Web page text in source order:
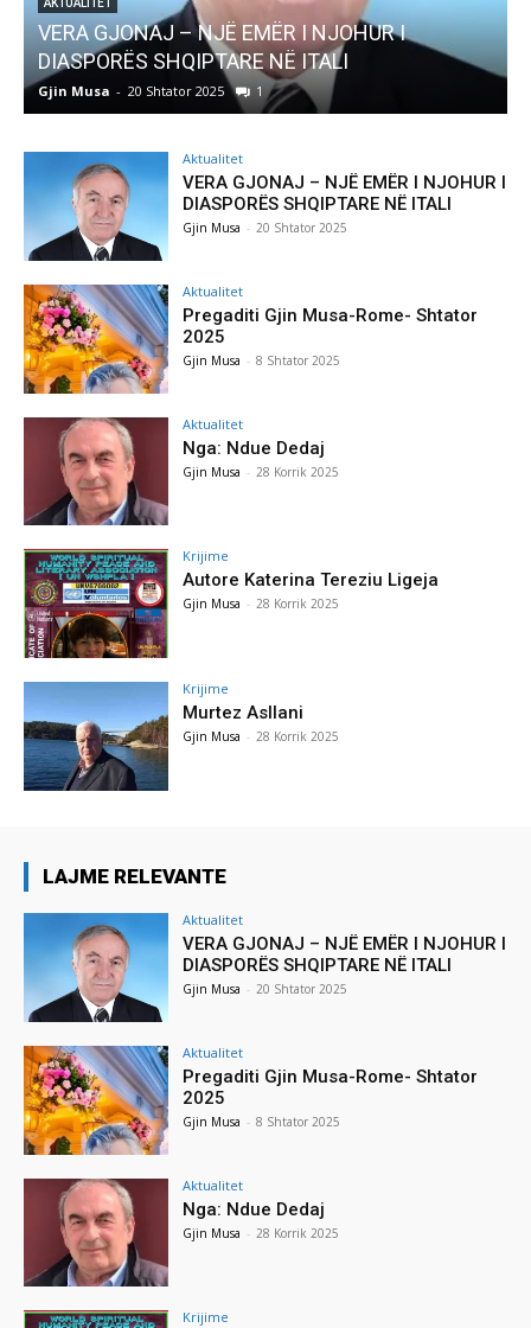
I NJOHUR I
NË ITALI
AKTUALITET
Pregaditi Gjin Musa-Rome-
Gjin Musa
Aktualitet
VERA GJONAJ – NJË EMËR I NJOHUR I
DIASPORËS SHQIPTARE NË ITALI
Gjin Musa - 20 Shtator 2025
Aktualitet
Pregaditi Gjin Musa-Rome- Shtator
2025
Gjin Musa - 8 Shtator 2025
Aktualitet
Nga: Ndue Dedaj
Gjin Musa - 28 Korrik 2025
Krijime
Autore Katerina Tereziu Ligeja
Gjin Musa - 28 Korrik 2025
Krijime
Murtez Asllani
Gjin Musa - 28 Korrik 2025
LAJME RELEVANTE
Aktualitet
VERA GJONAJ – NJË EMËR I NJOHUR I
DIASPORËS SHQIPTARE NË ITALI
Gjin Musa - 20 Shtator 2025
Aktualitet
Pregaditi Gjin Musa-Rome- Shtator
2025
Gjin Musa - 8 Shtator 2025
Aktualitet
Nga: Ndue Dedaj
Gjin Musa - 28 Korrik 2025
Krijime